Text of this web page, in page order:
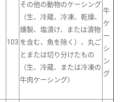
103
その他の動物のケーシング
（生、冷蔵、冷凍、乾燥、
燻製、塩漬け、または漬物
を含む、魚を除く）、丸ご
とまたは切り分けたもの
（生、冷蔵、または冷凍の
牛肉ケーシング）
牛
ケ
ー
シ
ン
グ